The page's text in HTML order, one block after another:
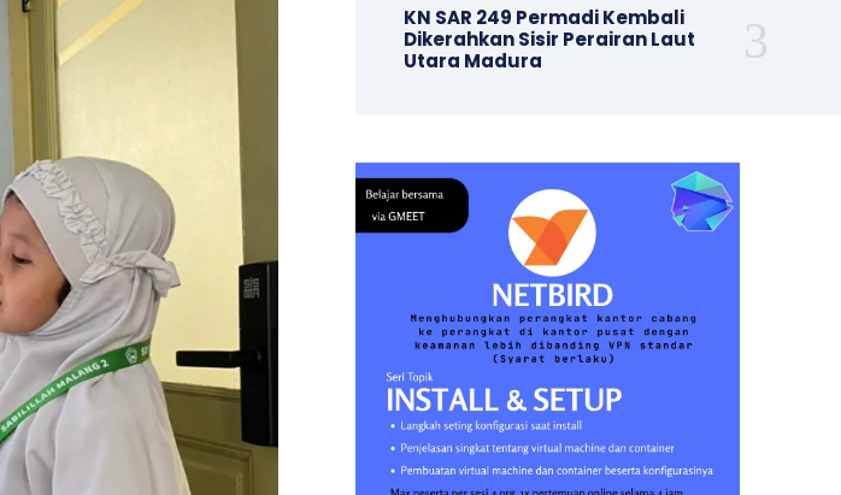
KN SAR 249 Permadi Kembali
Dikerahkan Sisir Perairan Laut
Utara Madura